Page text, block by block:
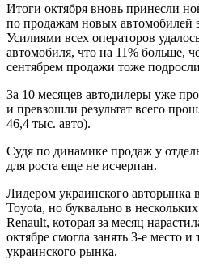
Итоги октября вновь принесли
по продажам новых автомобилей
Усилиями всех операторов
автомобиля, что на 11% больше,
сентябрем продажи тоже
За 10 месяцев автодилеры уже
и превзошли результат всего
46,4 тыс. авто).
Судя по динамике продаж у
для роста еще не исчерпан.
Лидером украинского авторынка
Toyota, но буквально в
Renault, которая за месяц
октябре смогла занять 3-е место
украинского рынка.